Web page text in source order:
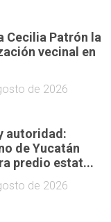
Cecilia Patrón la
vecinal en
de 2026
autoridad:
de Yucatán
predio estat...
de 2026